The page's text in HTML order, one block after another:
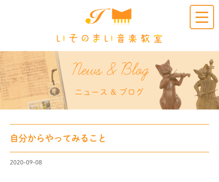
Clic
k
News & Blog
ニュース & ブログ
自分からやってみること
2020-09-08